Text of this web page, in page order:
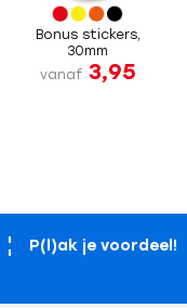
Bonus stickers,
30mm
vanaf 3,95
P(l)ak je voordeel!